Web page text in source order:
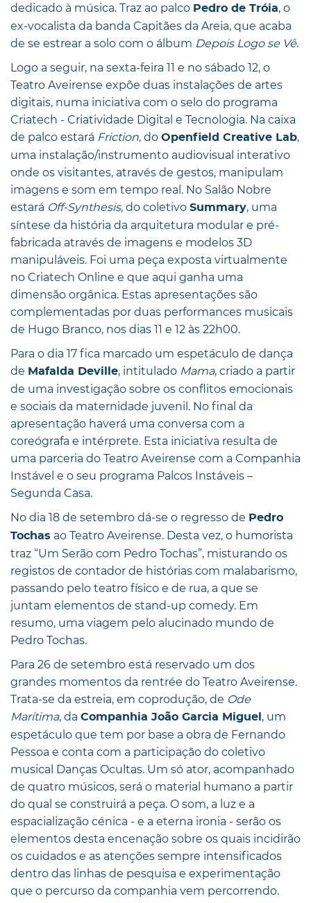
dedicado à música. Traz ao palco Pedro de Tróia, o
ex-vocalista da banda Capitães da Areia, que acaba
de se estrear a solo com o álbum Depois Logo se Vê.
Logo a seguir, na sexta-feira 11 e no sábado 12, o
Teatro Aveirense expõe duas instalações de artes
digitais, numa iniciativa com o selo do programa
Criatech - Criatividade Digital e Tecnologia. Na caixa
de palco estará Friction, do Openfield Creative Lab,
uma instalação/instrumento audiovisual interativo
onde os visitantes, através de gestos, manipulam
imagens e som em tempo real. No Salão Nobre
estará Off-Synthesis, do coletivo Summary, uma
síntese da história da arquitetura modular e pré-
fabricada através de imagens e modelos 3D
manipuláveis. Foi uma peça exposta virtualmente
no Criatech Online e que aqui ganha uma
dimensão orgânica. Estas apresentações são
complementadas por duas performances musicais
de Hugo Branco, nos dias 11 e 12 às 22h00.
Para o dia 17 fica marcado um espetáculo de dança
de Mafalda Deville, intitulado Mama, criado a partir
de uma investigação sobre os conflitos emocionais
e sociais da maternidade juvenil. No final da
apresentação haverá uma conversa com a
coreógrafa e intérprete. Esta iniciativa resulta de
uma parceria do Teatro Aveirense com a Companhia
Instável e o seu programa Palcos Instáveis –
Segunda Casa.
No dia 18 de setembro dá-se o regresso de Pedro
Tochas ao Teatro Aveirense. Desta vez, o humorista
traz “Um Serão com Pedro Tochas”, misturando os
registos de contador de histórias com malabarismo,
passando pelo teatro físico e de rua, a que se
juntam elementos de stand-up comedy. Em
resumo, uma viagem pelo alucinado mundo de
Pedro Tochas.
Para 26 de setembro está reservado um dos
grandes momentos da rentrée do Teatro Aveirense.
Trata-se da estreia, em coprodução, de Ode
Marítima, da Companhia João Garcia Miguel, um
espetáculo que tem por base a obra de Fernando
Pessoa e conta com a participação do coletivo
musical Danças Ocultas. Um só ator, acompanhado
de quatro músicos, será o material humano a partir
do qual se construirá a peça. O som, a luz e a
espacialização cénica - e a eterna ironia - serão os
elementos desta encenação sobre os quais incidirão
os cuidados e as atenções sempre intensificados
dentro das linhas de pesquisa e experimentação
que o percurso da companhia vem percorrendo.